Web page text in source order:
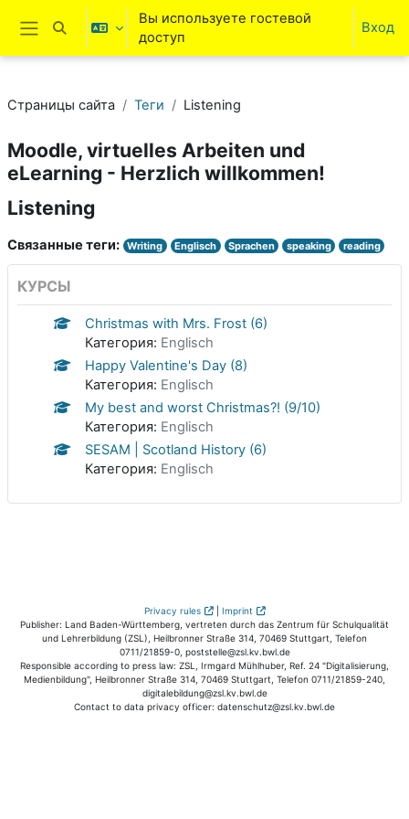
Перейти к основному содержанию
Боковая панель
Изменить данные поисковой строки
Вы используете гостевой
доступ
Вход
Страницы сайта Теги Listening
Moodle, virtuelles Arbeiten und
eLearning - Herzlich willkommen!
Listening
Связанные теги: Writing Englisch Sprachen speaking reading
КУРСЫ
Christmas with Mrs. Frost (6)
Категория: Englisch
Happy Valentine's Day (8)
Категория: Englisch
My best and worst Christmas?! (9/10)
Категория: Englisch
SESAM | Scotland History (6)
Категория: Englisch
Privacy rules | Imprint
Publisher: Land Baden-Württemberg, vertreten durch das Zentrum für Schulqualität
und Lehrerbildung (ZSL), Heilbronner Straße 314, 70469 Stuttgart, Telefon
0711/21859-0, poststelle@zsl.kv.bwl.de
Responsible according to press law: ZSL, Irmgard Mühlhuber, Ref. 24 "Digitalisierung,
Medienbildung", Heilbronner Straße 314, 70469 Stuttgart, Telefon 0711/21859-240,
digitalebildung@zsl.kv.bwl.de
Contact to data privacy officer: datenschutz@zsl.kv.bwl.de